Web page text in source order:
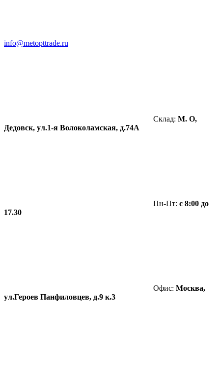
info@metopttrade.ru
Склад: М. О,
Дедовск, ул.1-я Волоколамская, д.74А
Пн-Пт: с 8:00 до
17.30
Офис: Москва,
ул.Героев Панфиловцев, д.9 к.3